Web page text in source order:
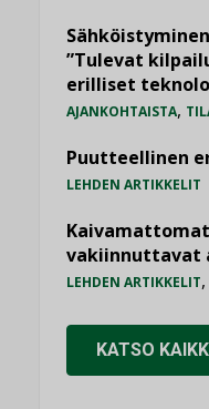
”Tulevat
erilliset
AJANKOHTAISTA,
Puutteellinen
LEHDEN ARTIKKELIT
vakiinnuttavat
LEHDEN ARTIKKELIT,
KATSO KAIKKI